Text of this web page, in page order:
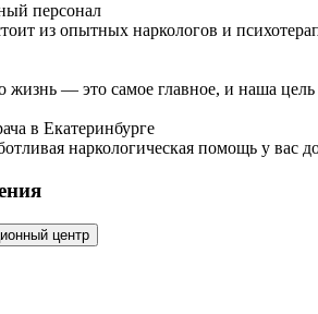
персонал
из опытных наркологов и
— это самое главное, и наша цель
в Екатеринбурге
наркологическая помощь у вас
центр